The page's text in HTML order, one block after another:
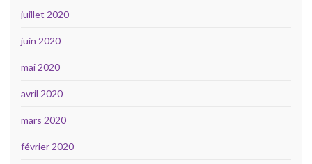
juillet 2020
juin 2020
mai 2020
avril 2020
mars 2020
février 2020